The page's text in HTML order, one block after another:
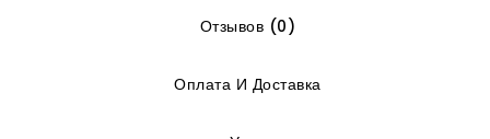
Отзывов (0)
Оплата И Доставка